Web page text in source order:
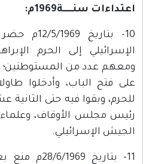
اعتداءات سنـــــة1969م:
10- بتاريخ
الإسرائيلي إلى الحرم
ومعهم عدد من المستوطنين؛
على فتح الباب، وأدخلوا
للحرم، وبقوا فيه حتى الثانية
رئيس مجلس الأوقاف،
الجيش الإسرائيلي.
11- بتاريخ